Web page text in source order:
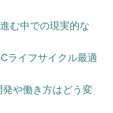
む中での現実的な
ライフサイクル最適
や働き方はどう変